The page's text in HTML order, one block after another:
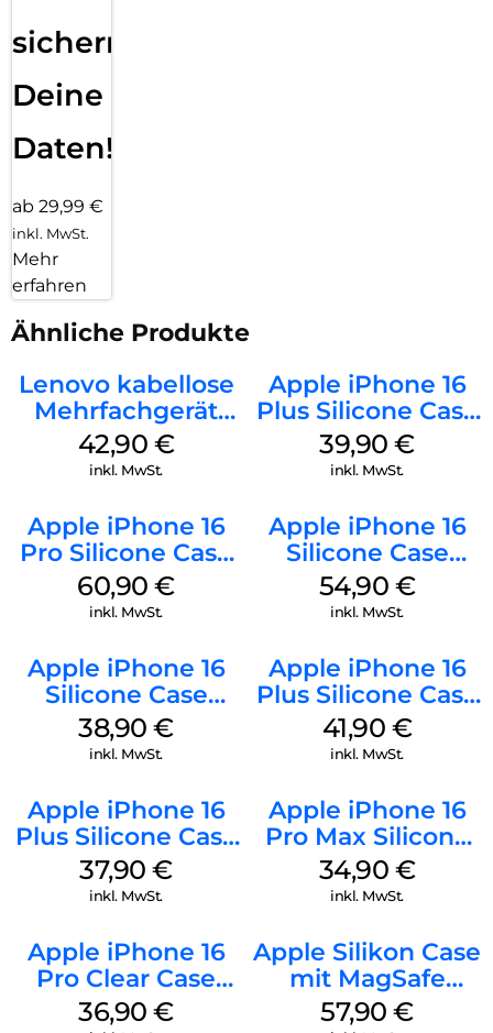
sichern
Deine
Daten!
ab 29,99 €
inkl. MwSt.
Mehr
erfahren
Ähnliche Produkte
Lenovo kabellose
Mehrfachgerät
Luna Grey
42,90 €
inkl. MwSt.
Apple iPhone 16
Plus Silicone Case
MagSafe Plum
39,90€
inkl. MwSt.
Apple iPhone 16
Pro Silicone Case
MagSafe Stone
Gray
60,90€
inkl. MwSt.
Apple iPhone 16
Silicone Case
MagSafe Black
54,90 €
inkl. MwSt.
Apple iPhone 16
Silicone Case
MagSafe
Ultramarine
38,90€
inkl. MwSt.
Apple iPhone 16
Plus Silicone Case
MagSafe Stone
Gray
41,90 €
inkl. MwSt.
Apple iPhone 16
Plus Silicone Case
MagSafe Lake
Green
37,90€
inkl. MwSt.
Apple iPhone 16
Pro Max Silicone
Case MagSafe
Denim
34,90 €
inkl. MwSt.
Apple iPhone 16
Pro Clear Case
MagSafe
36,90€
Apple Silikon Case
mit MagSafe
iPhone 14 Pro
57,90€